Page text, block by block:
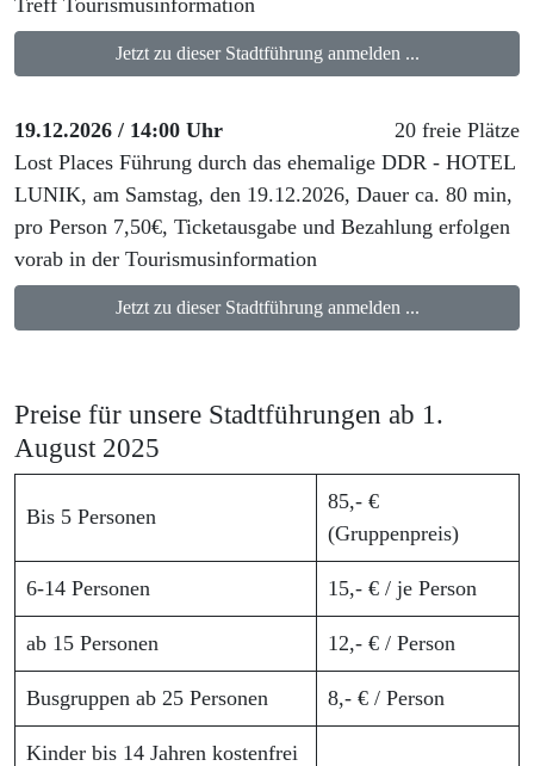
Treff Tourismusinformation
Jetzt zu dieser Stadtführung anmelden ...
19.12.2026 / 14:00 Uhr
20 freie Plätze
Lost Places Führung durch das ehemalige DDR - HOTEL
LUNIK, am Samstag, den 19.12.2026, Dauer ca. 80 min,
pro Person 7,50€, Ticketausgabe und Bezahlung erfolgen
vorab in der Tourismusinformation
Jetzt zu dieser Stadtführung anmelden ...
Preise für unsere Stadtführungen ab 1.
August 2025
Bis 5 Personen
85,- €
(Gruppenpreis)
6-14 Personen 15,- € / je Person
ab 15 Personen 12,- € / Person
Busgruppen ab 25 Personen 8,- € / Person
Kinder bis 14 Jahren kostenfrei